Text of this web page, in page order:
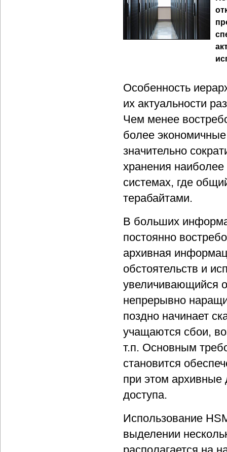
Особенность
их актуальности
Чем менее
более
значительно
хранения
системах, где
терабайтами.
В больших
постоянно
архивная
обстоятельств и
увеличивающийся
непрерывно
поздно начинает
учащаются сбои,
т.п. Основным
становится
при этом
доступа.
Использование
выделении